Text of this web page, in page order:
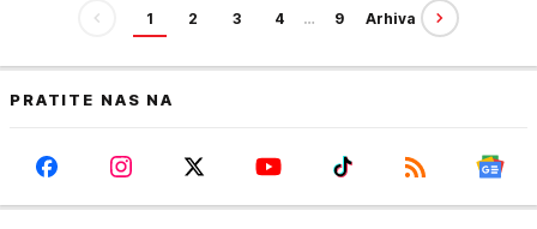
1 2 3 4 … 9 Arhiva
PRATITE NAS NA